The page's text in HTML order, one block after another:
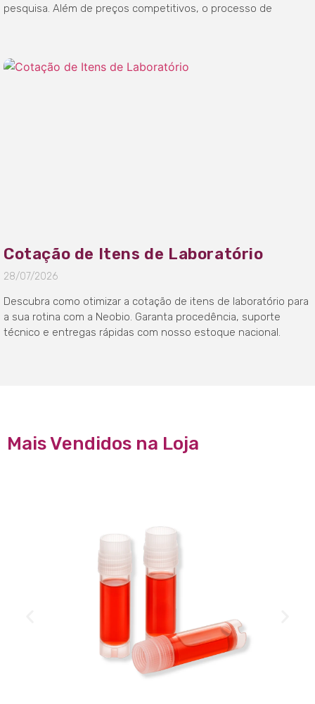
pesquisa. Além de preços competitivos, o processo de
Cotação de Itens de Laboratório
28/07/2026
Descubra como otimizar a cotação de itens de laboratório para
a sua rotina com a Neobio. Garanta procedência, suporte
técnico e entregas rápidas com nosso estoque nacional.
Mais Vendidos na Loja